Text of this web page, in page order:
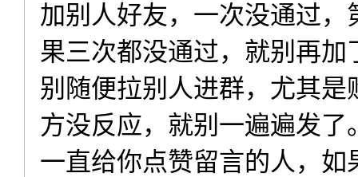
加别人好友，一次没通过
果三次都没通过，就别再加
别随便拉别人进群，尤其
方没反应，就别一遍遍发了
一直给你点赞留言的人，